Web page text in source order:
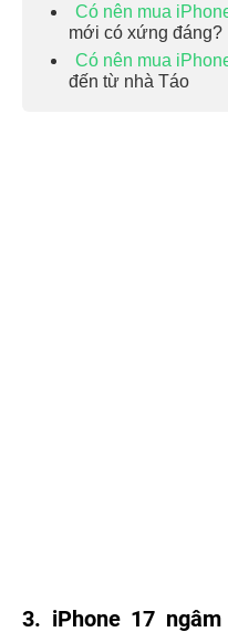
Có nên mua
mới có xứng đáng?
Có nên mua
đến từ nhà Táo
3. iPhone 17